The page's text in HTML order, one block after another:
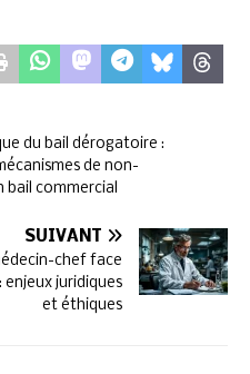
du bail dérogatoire :
de non-
bail commercial
SUIVANT
chef face
juridiques
et éthiques